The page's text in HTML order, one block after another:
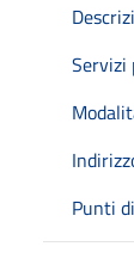
Servizi
Punti